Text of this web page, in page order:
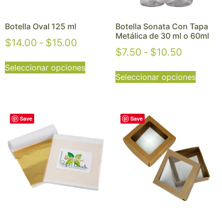
Botella Oval 125 ml
$14.00 - $15.00
Seleccionar opciones
Botella Sonata Con Tapa
Metálica de 30 ml o 60ml
$7.50 - $10.50
Seleccionar opciones
Save Save